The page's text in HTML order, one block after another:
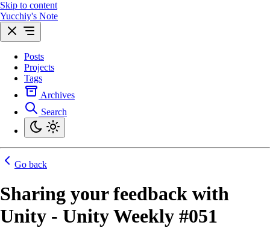
Skip to content
Yucchiy's Note
Posts
Projects
Tags
Archives
Search
Go back
Sharing your feedback with
Unity - Unity Weekly #051